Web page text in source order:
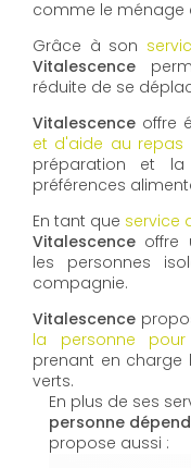
comme le ménage
Grâce à son
Vitalescence
réduite de se
Vitalescence offre
et d'aide au repas
préparation et
préférences
En tant que service
Vitalescence offre
les personnes
compagnie.
Vitalescence
la personne pour
prenant en charge
verts.
En plus de ses
personne
propose aussi :